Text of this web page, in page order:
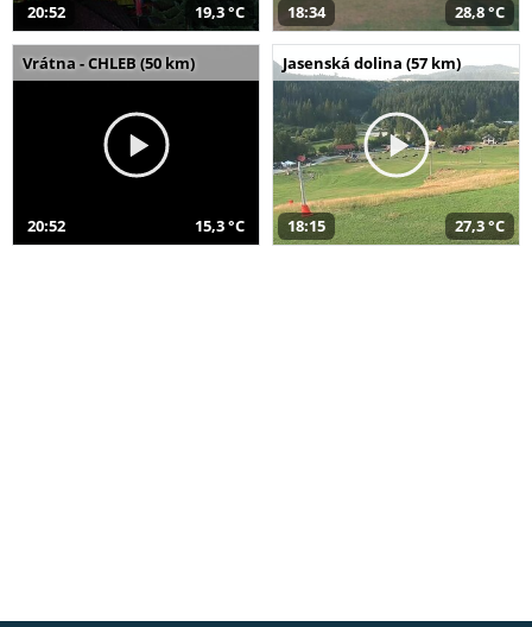
20:52 19,3 °C 18:34 28,8 °C
Vrátna - CHLEB (50 km)
20:52 15,3 °C
Jasenská dolina (57 km)
18:15 27,3 °C